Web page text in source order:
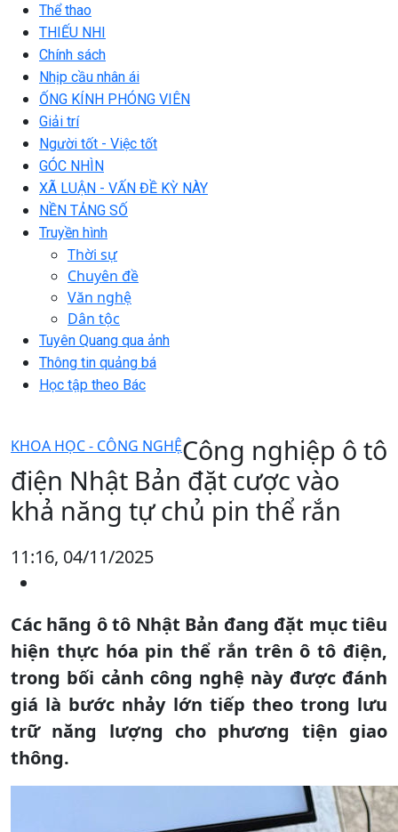
Thể thao
THIẾU NHI
Chính sách
Nhịp cầu nhân ái
ỐNG KÍNH PHÓNG VIÊN
Giải trí
Người tốt - Việc tốt
GÓC NHÌN
XÃ LUẬN - VẤN ĐỀ KỲ NÀY
NỀN TẢNG SỐ
Truyền hình
Thời sự
Chuyên đề
Văn nghệ
Dân tộc
Tuyên Quang qua ảnh
Thông tin quảng bá
Học tập theo Bác
KHOA HỌC - CÔNG NGHỆCông nghiệp ô tô
điện Nhật Bản đặt cược vào
khả năng tự chủ pin thể rắn
11:16, 04/11/2025
Các hãng ô tô Nhật Bản đang đặt mục tiêu
hiện thực hóa pin thể rắn trên ô tô điện,
trong bối cảnh công nghệ này được đánh
giá là bước nhảy lớn tiếp theo trong lưu
trữ năng lượng cho phương tiện giao
thông.